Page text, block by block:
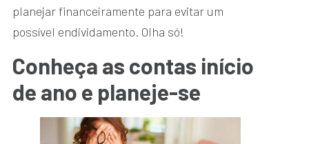
planejar financeiramente para evitar um
possível endividamento. Olha só!
Conheça as contas início
de ano e planeje-se